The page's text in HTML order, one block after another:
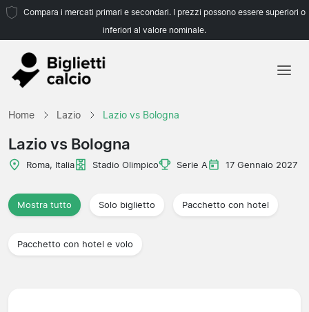
Compara i mercati primari e secondari. I prezzi possono essere superiori o
inferiori al valore nominale.
Home Lazio Lazio vs Bologna
Lazio vs Bologna
Roma, Italia Stadio Olimpico Serie A 17 Gennaio 2027
Mostra tutto Solo biglietto Pacchetto con hotel
Pacchetto con hotel e volo